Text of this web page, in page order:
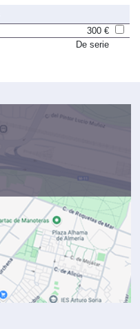
300 €
De serie